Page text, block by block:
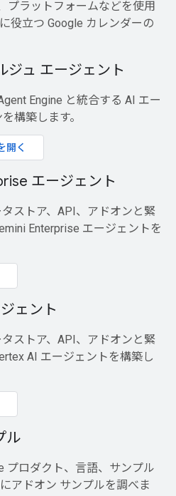
プラットフォームなどを使用
役立つ Google カレンダーの
ジュ エージェント
Engine と統合する AI エー
構築します。
開く
エージェント
ストア、API、アドオンと緊
Enterprise エージェントを
ェント
ストア、API、アドオンと緊
AI エージェントを構築し
ル
プロダクト、言語、サンプル
アドオン サンプルを調べま